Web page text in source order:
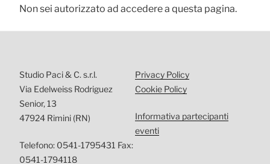
Non sei autorizzato ad accedere a questa pagina.
Studio Paci & C. s.r.l.
Via Edelweiss Rodriguez
Senior, 13
47924 Rimini (RN)
Telefono: 0541-1795431 Fax:
0541-1794118
Privacy Policy
Cookie Policy
Informativa partecipanti
eventi